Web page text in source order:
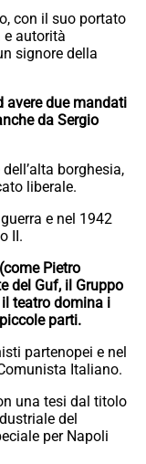
con il suo portato
e autorità
signore della
avere due mandati
da Sergio
borghesia,
liberale.
e nel 1942
II.
Pietro
del Guf, il Gruppo
teatro domina i
parti.
partenopei e nel
Italiano.
una tesi dal titolo
del
per Napoli